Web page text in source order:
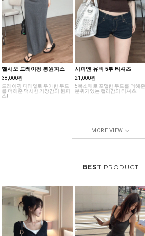
헬시오 드레이핑 롱원피스
38,000원
드레이핑 디테일로 우아한 무드
를 더해준 맥시한 기장감의 원피
스!
시피엔 유넥 5부 티셔츠
21,000원
5북소매로 포멀한 무드를 더해준
분위기있는 컬러감의 티셔츠!
MORE VIEW
BEST PRODUCT